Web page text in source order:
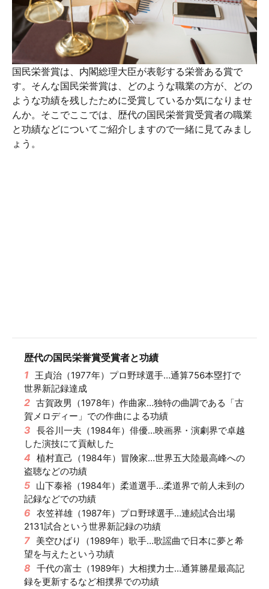
国民栄誉賞は、内閣総理大臣が表彰する栄誉ある賞で
す。そんな国民栄誉賞は、どのような職業の方が、どの
ような功績を残したために受賞しているか気になりませ
んか。そこでここでは、歴代の国民栄誉賞受賞者の職業
と功績などについてご紹介しますので一緒に見てみまし
ょう。
歴代の国民栄誉賞受賞者と功績
1 王貞治（1977年）プロ野球選手…通算756本塁打で
世界新記録達成
2 古賀政男（1978年）作曲家…独特の曲調である「古
賀メロディー」での作曲による功績
3 長谷川一夫（1984年）俳優…映画界・演劇界で卓越
した演技にて貢献した
4 植村直己（1984年）冒険家…世界五大陸最高峰への
盗聴などの功績
5 山下泰裕（1984年）柔道選手…柔道界で前人未到の
記録などでの功績
6 衣笠祥雄（1987年）プロ野球選手…連続試合出場
2131試合という世界新記録の功績
7 美空ひばり（1989年）歌手…歌謡曲で日本に夢と希
望を与えたという功績
8 千代の富士（1989年）大相撲力士…通算勝星最高記
録を更新するなど相撲界での功績